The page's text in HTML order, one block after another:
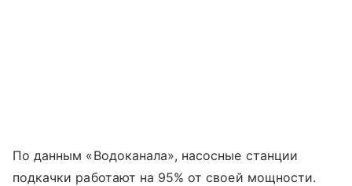
По данным «Водоканала», насосные станции
подкачки работают на 95% от своей мощности.